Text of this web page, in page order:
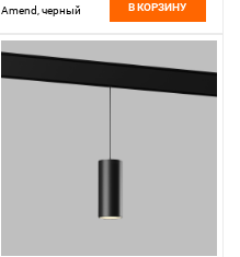
Amend, черный
В КОРЗИНУ